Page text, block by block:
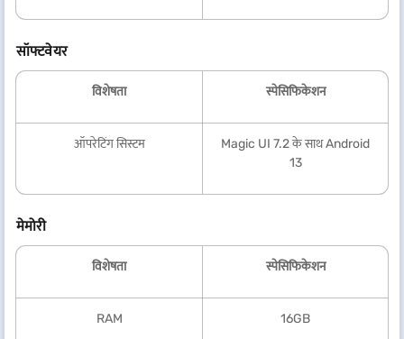
सॉफ्टवेयर
विशेषता स्पेसिफिकेशन
ऑपरेटिंग सिस्टम
Magic UI 7.2 के साथ Android
13
मेमोरी
विशेषता स्पेसिफिकेशन
RAM 16GB